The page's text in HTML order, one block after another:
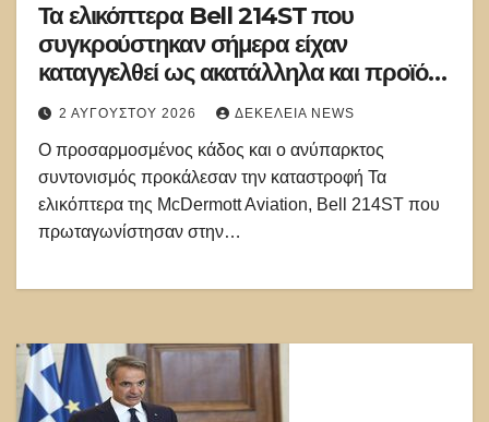
Τα ελικόπτερα Bell 214ST που
συγκρούστηκαν σήμερα είχαν
καταγγελθεί ως ακατάλληλα και προϊόν
μιζών από το 2024!
2 ΑΥΓΟΎΣΤΟΥ 2026 ΔΕΚΈΛΕΙΑ NEWS
Ο προσαρμοσμένος κάδος και ο ανύπαρκτος
συντονισμός προκάλεσαν την καταστροφή Τα
ελικόπτερα της McDermott Aviation, Bell 214ST που
πρωταγωνίστησαν στην…